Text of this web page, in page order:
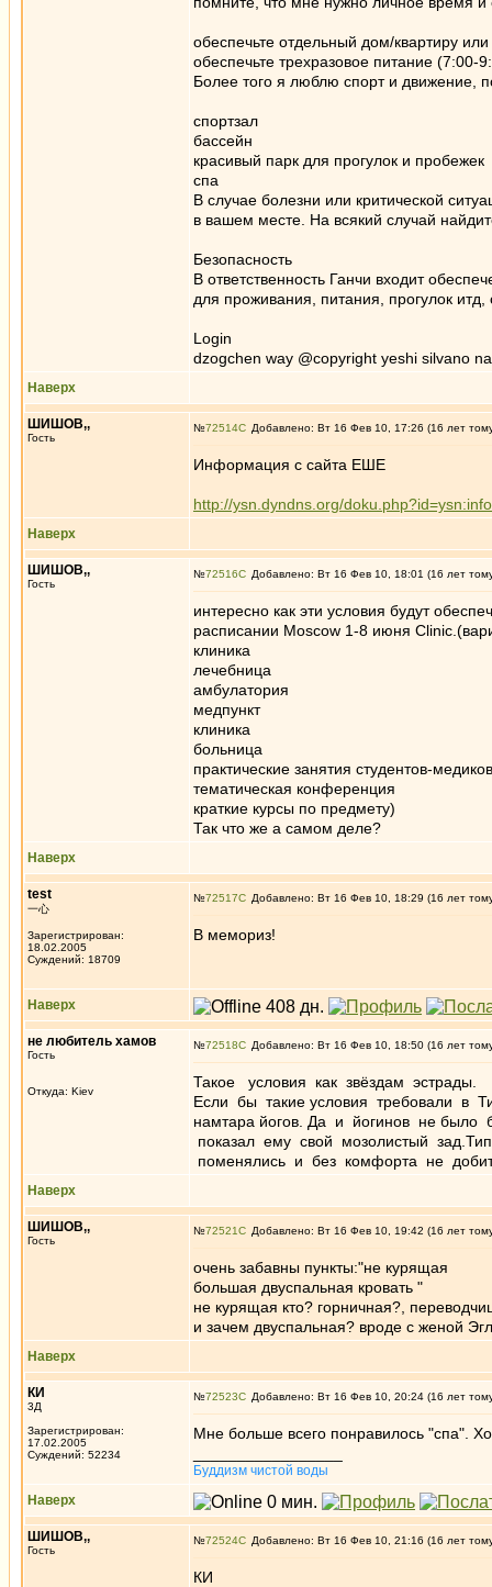
обеспечьте отдельный дом/квартиру
обеспечьте трехразовое питание
Более того я люблю спорт и движение,
спортзал
бассейн
красивый парк для прогулок и пробежек
спа
В случае болезни или критической
в вашем месте. На всякий случай
Безопасность
В ответственность Ганчи входит
для проживания, питания, прогулок
Login
dzogchen way @copyright yeshi silvano
Наверх
ШИШОВ,,
Гость
№72514 Добавлено: Вт 16 Фев 10, 17:26 (16 лет
Информация с сайта ЕШЕ
http://ysn.dyndns.org/
Наверх
ШИШОВ,,
Гость
№72516 Добавлено: Вт 16 Фев 10, 18:01 (16 лет
интересно как эти условия будут
расписании Moscow 1-8 июня
клиника
лечебница
амбулатория
медпункт
клиника
больница
практические занятия студентов-медиков
тематическая конференция
краткие курсы по предмету)
Так что же а самом деле?
Наверх
test
一心
Зарегистрирован:
18.02.2005
Суждений: 18709
№72517 Добавлено: Вт 16 Фев 10, 18:29 (16 лет
В мемориз!
Наверх
не любитель хамов
Гость
Откуда: Kiev
№72518 Добавлено: Вт 16 Фев 10, 18:50 (16 лет
Такое условия как звёздам эстрады.
Если бы такие условия требовали в
намтара йогов. Да и йогинов не
показал ему свой мозолистый
поменялись и без комфорта не
Наверх
ШИШОВ,,
Гость
№72521 Добавлено: Вт 16 Фев 10, 19:42 (16 лет
очень забавны пункты:"не курящая
большая двуспальная кровать "
не курящая кто? горничная?,
и зачем двуспальная? вроде с женой
Наверх
КИ
3Д
Зарегистрирован:
17.02.2005
Суждений: 52234
№72523 Добавлено: Вт 16 Фев 10, 20:24 (16 лет
Мне больше всего понравилось "спа".
Буддизм чистой воды
Наверх
ШИШОВ,,
Гость
№72524 Добавлено: Вт 16 Фев 10, 21:16 (16 лет
КИ